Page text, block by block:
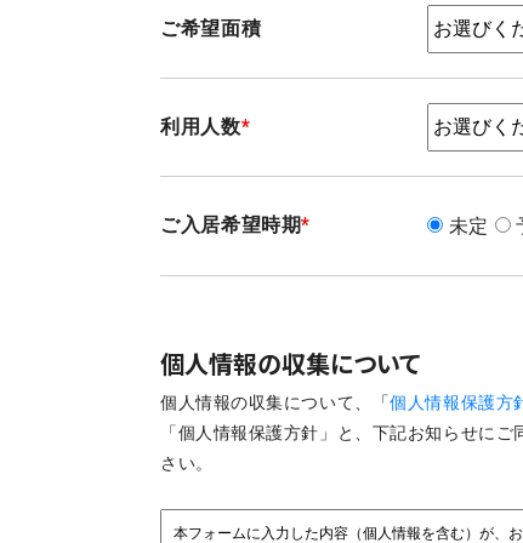
ご希望面積
利用人数*
ご入居希望時期* 未定
個人情報の収集について
個人情報の収集について、「個人情報保護方
「個人情報保護方針」と、下記お知らせに
さい。